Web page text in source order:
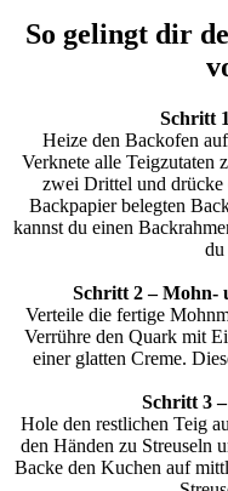
So gelingt dir
Schritt
Heize den Backofen
Verknete alle Teigzutaten
zwei Drittel und drücke
Backpapier belegten
kannst du einen
du
Schritt 2 – Mohn-
Verteile die fertige
Verrühre den Quark mit
einer glatten Creme.
Schritt 3
Hole den restlichen Teig
den Händen zu Streuseln
Backe den Kuchen auf